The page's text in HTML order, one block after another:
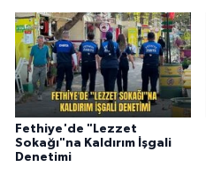
Fethiye'de "Lezzet
Sokağı"na Kaldırım İşgali
Denetimi